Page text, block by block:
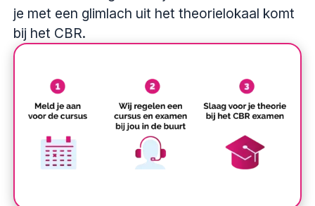
je met een glimlach uit het theorielokaal komt
bij het CBR.